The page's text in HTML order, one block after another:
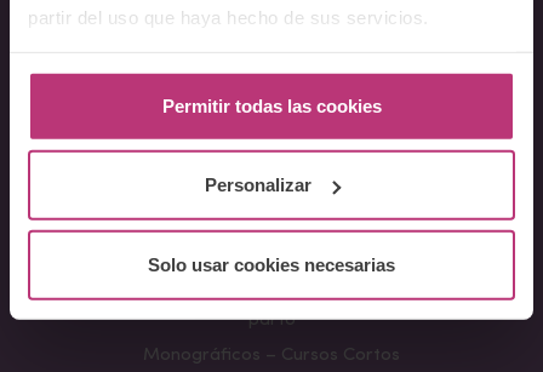
partir del uso que haya hecho de sus servicios.
Permitir todas las cookies
Personalizar
Solo usar cookies necesarias
Cursos
Herramientas de Psicoterapia Perinatal
Psiquiatría perinatal
Lactancia y Salud Mental
La mirada perinatal en el ámbito social
Formación avanzada en acompañamiento y atención al
parto
Monográficos – Cursos Cortos